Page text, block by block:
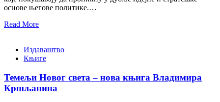
основе његове политике.…
Read More
Издаваштво
Књиге
Темељи Новог света – нова књига Владимира
Кршљанина